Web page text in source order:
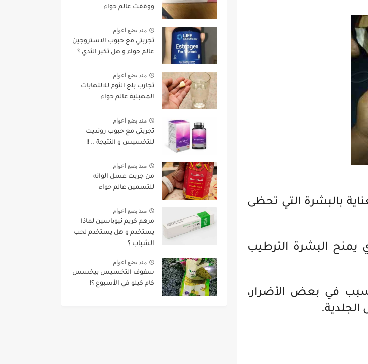
بالبشرة التي تحظى
يمنح البشرة الترطيب
في بعض الأضرار،
ووقفت عالم حواء
منذ بضع اعوام
تجربتي مع حبوب الاستروجين
عالم حواء و هل تكبر الثدي ؟
منذ بضع اعوام
تجارب بلع الثوم للالتهابات
المهبلية عالم حواء
منذ بضع اعوام
تجربتي مع حبوب رونديت
للتخسيس و النتيجة .. !!
منذ بضع اعوام
من جربت عسل الوانه
للتسمين عالم حواء
منذ بضع اعوام
مرهم كريم نيوباسين لماذا
يستخدم و هل يستخدم لحب
الشباب ؟
منذ بضع اعوام
سفوف التخسيس بيخسس
كام كيلو في الأسبوع ؟!